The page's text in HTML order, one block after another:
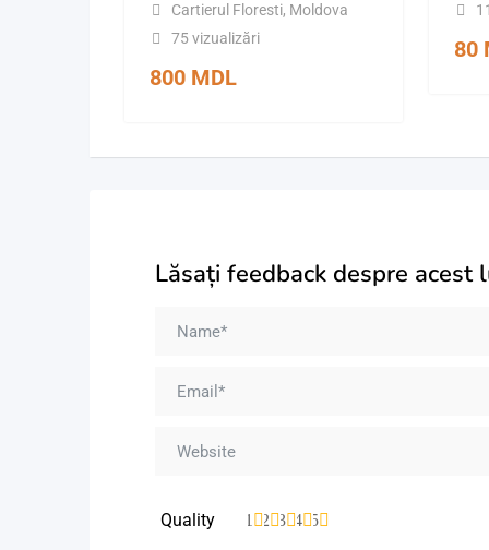
Cartierul Floresti, Moldova
75 vizualizări
800 MDL
80
Lăsați feedback despre acest
Quality 5
4
3
2
1